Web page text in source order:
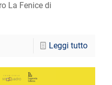
La Fenice di
Leggi tutto